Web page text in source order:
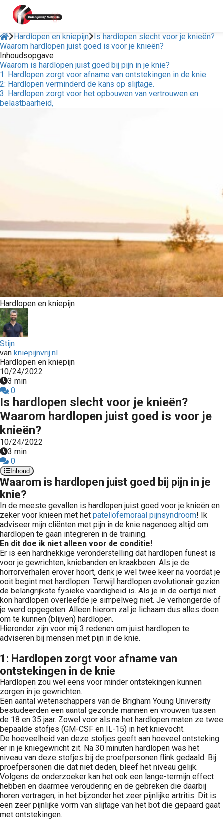
Hardlopen en kniepijn
Is hardlopen slecht voor je knieën?
Waarom hardlopen juist goed is voor je knieën?
Inhoudsopgave
Waarom is hardlopen juist goed bij pijn in je knie?
1: Hardlopen zorgt voor afname van ontstekingen in de knie
2: Hardlopen verminderd de kans op slijtage.
3: Hardlopen zorgt voor het opbouwen van vertrouwen en
belastbaarheid,
Hardlopen en kniepijn
Stijn
van kniepijnvrij.nl
Hardlopen en kniepijn
10/24/2022
3 min
0
Is hardlopen slecht voor je knieën?
Waarom hardlopen juist goed is voor je
knieën?
10/24/2022
3 min
0
Inhoud
Waarom is hardlopen juist goed bij pijn in je
knie?
In de meeste gevallen is hardlopen juist goed voor je knieën en
zeker voor knieën met het patellofemoraal pijnsyndroom! Ik
adviseer mijn cliënten met pijn in de knie nagenoeg altijd om
hardlopen te gaan integreren in de training.
En dit doe ik niet alleen voor de conditie!
Er is een hardnekkige veronderstelling dat hardlopen funest is
voor je gewrichten, kniebanden en kraakbeen. Als je de
horrorverhalen erover hoort, denk je wel twee keer na voordat je
ooit begint met hardlopen. Terwijl hardlopen evolutionair gezien
de belangrijkste fysieke vaardigheid is. Als je in de oertijd niet
kon hardlopen overleefde je simpelweg niet. Je verhongerde of
je werd opgegeten. Alleen hierom zal je lichaam dus alles doen
om te kunnen (blijven) hardlopen.
Hieronder zijn voor mij 3 redenen om juist hardlopen te
adviseren bij mensen met pijn in de knie.
1: Hardlopen zorgt voor afname van
ontstekingen in de knie
Hardlopen zou wel eens voor minder ontstekingen kunnen
zorgen in je gewrichten.
Een aantal wetenschappers van de Brigham Young University
bestudeerden een aantal gezonde mannen en vrouwen tussen
de 18 en 35 jaar. Zowel voor als na het hardlopen maten ze twee
bepaalde stofjes (GM-CSF en IL-15) in het knievocht.
De hoeveelheid van deze stofjes geeft aan hoeveel ontsteking
er in je kniegewricht zit. Na 30 minuten hardlopen was het
niveau van deze stofjes bij de proefpersonen flink gedaald. Bij
proefpersonen die dat niet deden, bleef het niveau gelijk.
Volgens de onderzoeker kan het ook een lange-termijn effect
hebben en daarmee veroudering en de gebreken die daarbij
horen vertragen, in het bijzonder het zeer pijnlijke artritis. Dit is
een zeer pijnlijke vorm van slijtage van het bot die gepaard gaat
met ontstekingen.
policy
niet
worden
om
te
over
van
op
gebruikt
te
de
Hierdoor
website-
van